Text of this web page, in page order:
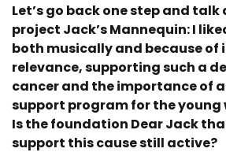
Let’s go back one step and
project Jack’s Mannequin: I
both musically and because of
relevance, supporting such a
cancer and the importance of
support program for the young
Is the foundation Dear Jack
support this cause still active?